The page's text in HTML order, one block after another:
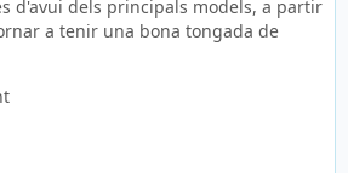
d'avui dels principals models, a partir
a tenir una bona tongada de